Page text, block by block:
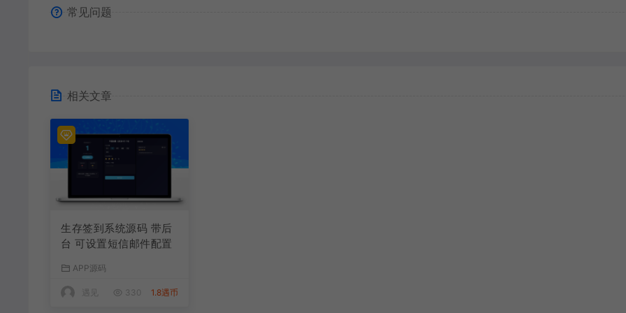
常见问题
相关文章
生存签到系统源码 带后
台 可设置短信邮件配置
APP源码
遇见 330 1.8遇币